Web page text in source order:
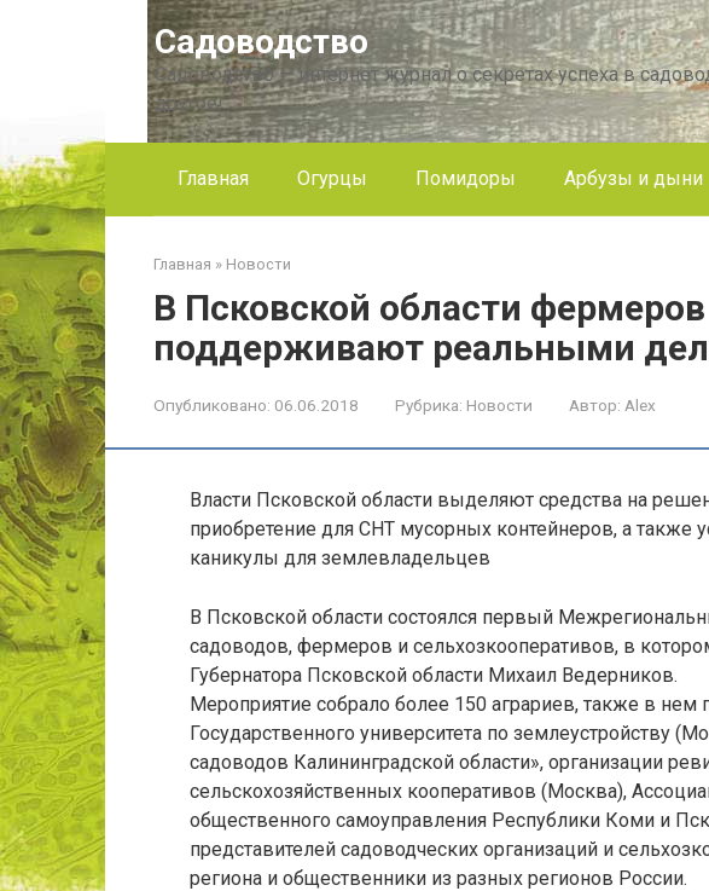
Садоводство
Садоводство — интернет журнал о секретах успеха в
другое!
Главная Огурцы Помидоры Арбузы и дыни
Главная » Новости
В Псковской области
поддерживают реальными
Опубликовано: 06.06.2018 Рубрика: Новости Автор: Alex
Власти Псковской области выделяют средства на
приобретение для СНТ мусорных контейнеров, а также
каникулы для землевладельцев
В Псковской области состоялся первый
садоводов, фермеров и сельхозкооперативов, в
Губернатора Псковской области Михаил Ведерников.
Мероприятие собрало более 150 аграриев, также в нем
Государственного университета по землеустройству
садоводов Калининградской области», организации
сельскохозяйственных кооперативов (Москва),
общественного самоуправления Республики Коми и
представителей садоводческих организаций и
региона и общественники из разных регионов России.